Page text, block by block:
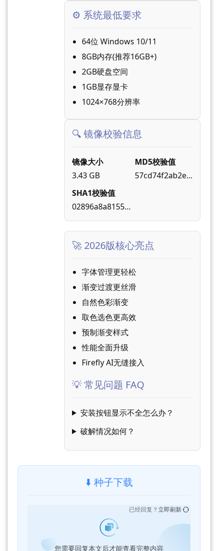
⚙️ 系统最低要求
64位 Windows 10/11
8GB内存(推荐16GB+)
2GB硬盘空间
1GB显存显卡
1024×768分辨率
🔍 镜像校验信息
镜像大小
3.43 GB
MD5校验值
57cd74f2ab2e…
SHA1校验值
02896a8a8155…
🚀 2026版核心亮点
字体管理更轻松
渐变过渡更丝滑
自然色彩渐变
取色选色更高效
预制渐变样式
性能全面升级
Firefly AI无缝接入
💡 常见问题 FAQ
安装按钮显示不全怎么办？
破解情况如何？
⬇️ 种子下载
您需要回复本文后才能查看完整内容
已经回复？立即刷新